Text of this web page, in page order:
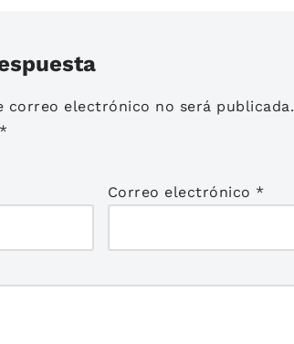
correo electrónico no será publicada.
*
Correo electrónico *